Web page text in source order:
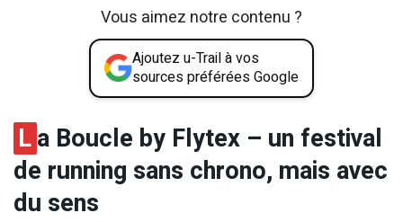
Vous aimez notre contenu ?
Ajoutez u-Trail à vos
sources préférées Google
La Boucle by Flytex – un festival
de running sans chrono, mais avec
du sens